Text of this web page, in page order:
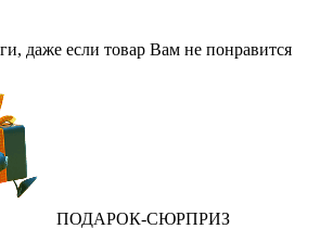
даже если товар Вам не понравится
ПОДАРОК‐СЮРПРИЗ